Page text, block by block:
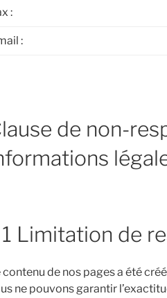
:
:
de non-
1 Limitation de
contenu de nos pages a été
ne pouvons garantir